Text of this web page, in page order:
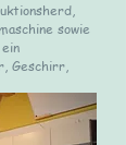
sowie
Geschirr,